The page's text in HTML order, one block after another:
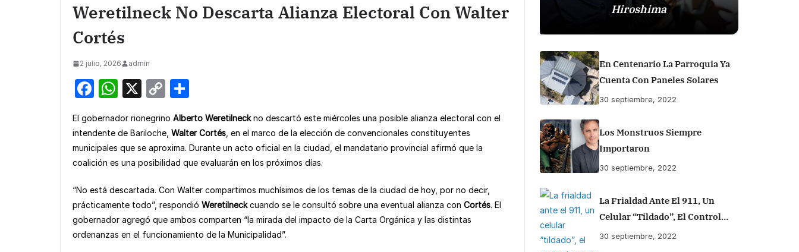
Weretilneck No Descarta Alianza Electoral Con Walter
Cortés
2 julio, 2026 admin
F
c
e
b
o
o
k
W
at
s
A
p
p
X
C
p
y
Li
n
k
ar
e
El gobernador rionegrino Alberto Weretilneckno descartó este miércoles una posible alianza electoral con el
intendente de Bariloche, Walter Cortés , en el marco de la elección de convencionales constituyentes
municipales que se aproxima. Durante un acto oficial en la ciudad, el mandatario provincial afirmó que la
coalición es una posibilidad que evaluarán en los próximos días.
“No está descartada. Con Walter compartimos muchísimos de los temas de la ciudad de hoy, por no decir,
prácticamente todo”, respondió Weretilneckcuando se le consultó sobre una eventual alianza con Cortés. El
gobernador agregó que ambos comparten “la mirada del impacto de la Carta Orgánica y las distintas
ordenanzas en el funcionamiento de la Municipalidad”.
Hiroshima
En Centenario La Parroquia Ya
Cuenta Con Paneles Solares
30 septiembre, 2022
Los Monstruos Siempre
Importaron
30 septiembre, 2022
La Frialdad Ante El 911, Un
Celular “tildado”, El Control
Remoto Y : Las Aclaraciones Del
30 septiembre, 2022